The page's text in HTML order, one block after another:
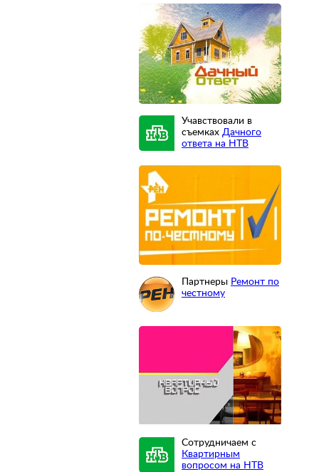
Учавствовали в
съемках Дачного
ответа на НТВ
Партнеры Ремонт по
честному
Сотрудничаем с
Квартирным
вопросом на НТВ